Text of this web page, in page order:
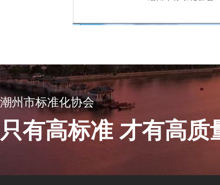
潮州市标准化协会
只有高标准 才有高质